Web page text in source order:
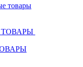
товары